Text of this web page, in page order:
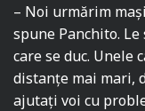
– Noi urmărim
spune Panchito.
care se duc. Unele
distanțe mai mari,
ajutați voi cu